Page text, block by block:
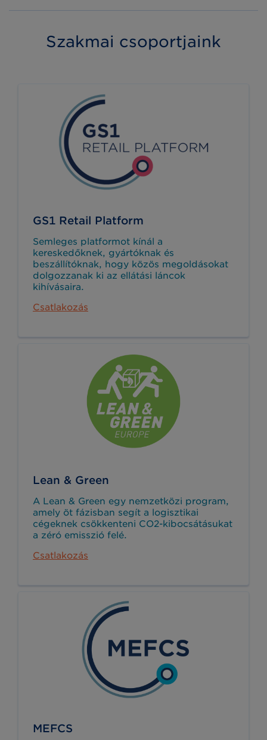
Szakmai csoportjaink
GS1 Retail Platform
Semleges platformot kínál a
kereskedőknek, gyártóknak és
beszállítóknak, hogy közös megoldásokat
dolgozzanak ki az ellátási láncok
kihívásaira.
Csatlakozás
Lean & Green
A Lean & Green egy nemzetközi program,
amely öt fázisban segít a logisztikai
cégeknek csökkenteni CO2-kibocsátásukat
a zéró emisszió felé.
Csatlakozás
MEFCS